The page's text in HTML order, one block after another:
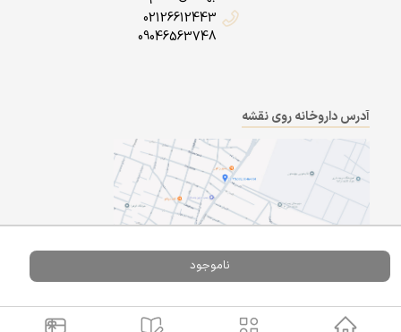
ناموجود
02126612443
09046563748
آدرس داروخانه روی نقشه
A Pluss
Powered By